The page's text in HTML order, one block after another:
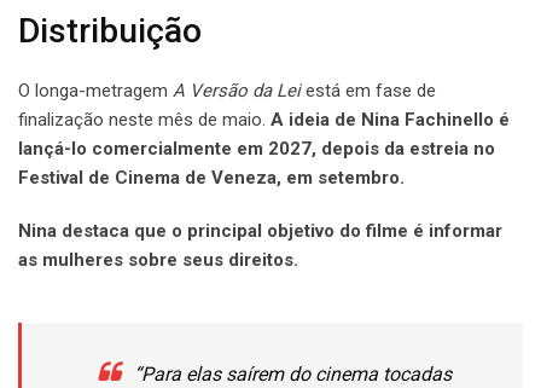
Distribuição
O longa-metragem A Versão da Leiestá em fase de
finalização neste mês de maio. A ideia de Nina Fachinello é
lançá-lo comercialmente em 2027, depois da estreia no
Festival de Cinema de Veneza, em setembro.
Nina destaca que o principal objetivo do filme é informar
as mulheres sobre seus direitos.
“Para elas saírem do cinema tocadas